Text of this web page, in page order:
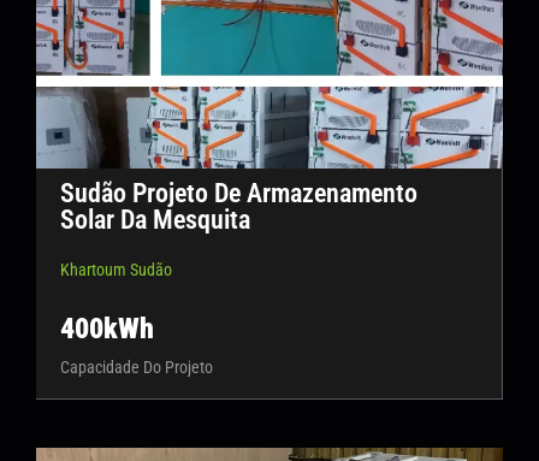
Sudão Projeto De Armazenamento
Solar Da Mesquita
Khartoum Sudão
400kWh
Capacidade Do Projeto